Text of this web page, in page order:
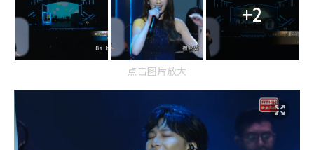
+2
点击图片放大